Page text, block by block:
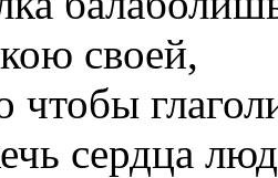
своей,
чтобы
сердца